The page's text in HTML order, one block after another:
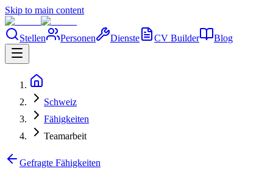
Skip to main content
Stellen Personen Dienste CV Builder Blog
Schweiz
Fähigkeiten
Teamarbeit
Gefragte Fähigkeiten